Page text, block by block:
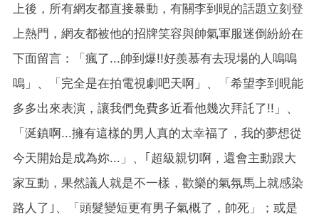
上後，所有網友都直接暴動，有關李到晛的話題立刻登
上熱門，網友都被他的招牌笑容與帥氣軍服迷倒紛紛在
下面留言：「瘋了...帥到爆!!好羨慕有去現場的人嗚嗚
嗚」、「完全是在拍電視劇吧天啊」、「希望李到晛能
多多出來表演，讓我們免費多近看他幾次拜託了!!」、
「涎鎮啊...擁有這樣的男人真的太幸福了，我的夢想從
今天開始是成為妳...」、｢超級親切啊，還會主動跟大
家互動，果然議人就是不一樣，歡樂的氣氛馬上就感染
路人了｣、「頭髮變短更有男子氣概了，帥死」；或是